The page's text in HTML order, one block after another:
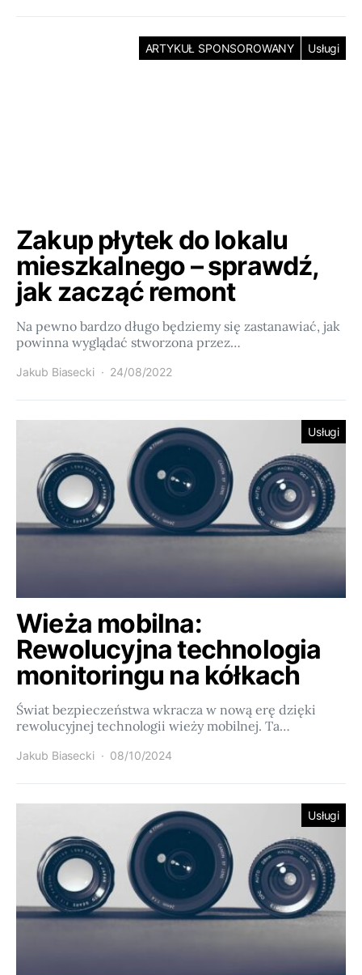
ARTYKUŁ SPONSOROWANY Usługi
Zakup płytek do lokalu
mieszkalnego – sprawdź,
jak zacząć remont
Na pewno bardzo długo będziemy się zastanawiać, jak
powinna wyglądać stworzona przez…
Jakub Biasecki 24/08/2022
Usługi
Wieża mobilna:
Rewolucyjna technologia
monitoringu na kółkach
Świat bezpieczeństwa wkracza w nową erę dzięki
rewolucyjnej technologii wieży mobilnej. Ta…
Jakub Biasecki 08/10/2024
Usługi